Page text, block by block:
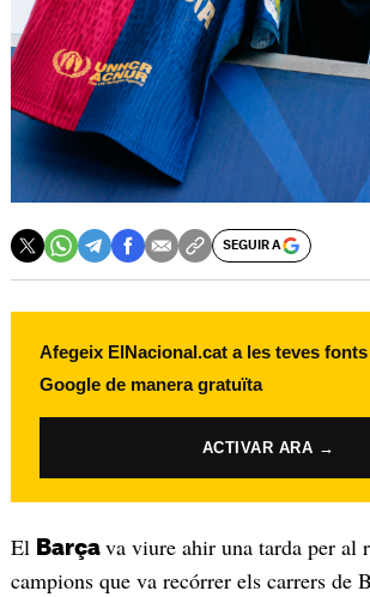
SEGUIR A
Afegeix ElNacional.cat a les teves
Google de manera gratuïta
ACTIVAR ARA →
El Barça va viure ahir una tarda per al
campions que va recórrer els carrers de